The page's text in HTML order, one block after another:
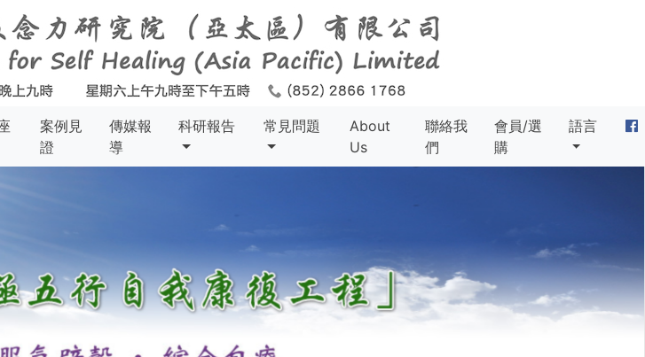
案例見
證
傳媒報
導
科研報告 常見問題
About
Us
聯絡我
們
會員/選
購
語言